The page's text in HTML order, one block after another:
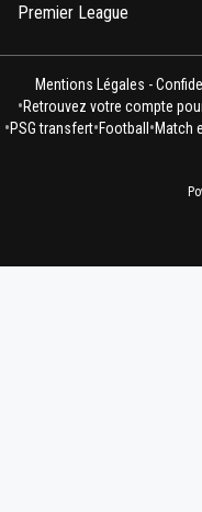
Premier League
Mentions Légales -
•Retrouvez votre compte
•PSG transfert•Football •Match